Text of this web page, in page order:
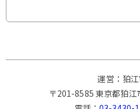
運営：狛
〒201-8585 東京都狛